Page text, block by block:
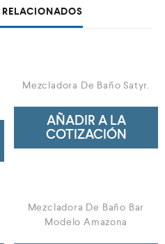
Mezcladora De Baño Satyr.
AÑADIR A LA
COTIZACIÓN
Mezcladora De Baño Bar
Modelo Amazona